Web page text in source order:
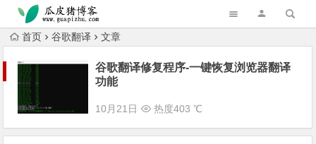
跳转到主内容
首页 谷歌翻译 文章
谷歌翻译修复程序-一键恢复浏览器翻译
功能
10月21日 热度403 ℃